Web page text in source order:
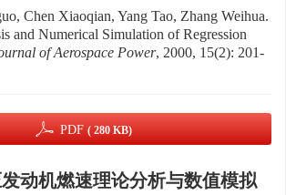
Chen Xiaoqian, Yang Tao, Zhang Weihua.
and Numerical Simulation of Regression
of Aerospace Power, 2000, 15(2): 201-
PDF ( 280 KB)
动机燃速理论分析与数值模拟